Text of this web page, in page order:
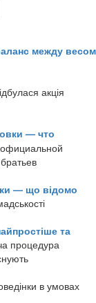
между весом
акція
— что
— що відомо
та
процедура
в умовах